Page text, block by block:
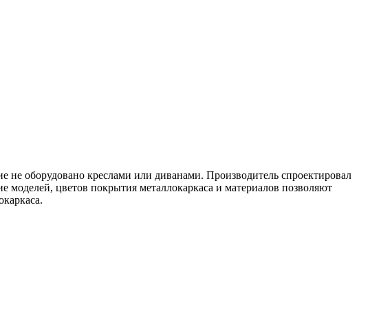
оборудовано креслами или диванами. Производитель спроектировал
цветов покрытия металлокаркаса и материалов позволяют